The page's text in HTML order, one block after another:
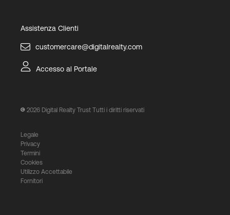
Assistenza Clienti
customercare@digitalrealty.com
Accesso al Portale
2026 Digital Realty Trust Tutti i diritti riservati
Legale
Privacy
Termini
Cookies
Utilizzo Accettabile
Fornitori